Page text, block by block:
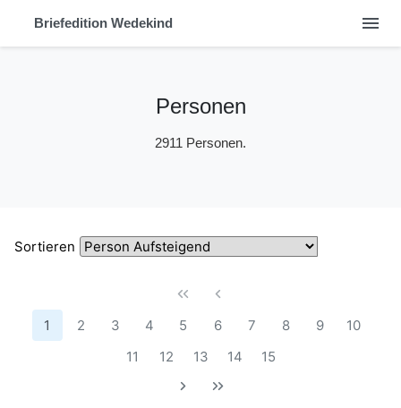
Briefedition Wedekind menu
Personen
2911 Personen.
Sortieren
1 2 3 4 5 6 7 8 9
10
11
12 13 14 15